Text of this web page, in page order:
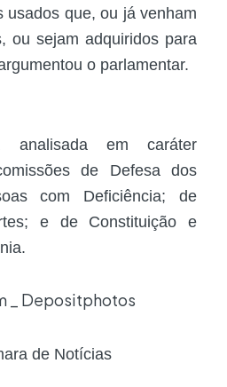
usados que, ou já venham
ou sejam adquiridos para
o parlamentar.
analisada em caráter
de Defesa dos
com Deficiência; de
e de Constituição e
_ Depositphotos
de Notícias